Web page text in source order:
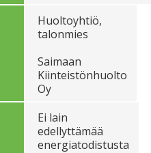
Huoltoyhtiö,
talonmies
Saimaan
Kiinteistönhuolto
Oy
Ei lain
edellyttämää
energiatodistusta